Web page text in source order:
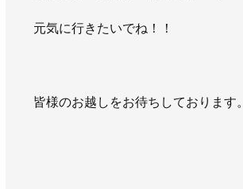
AWAJYUブログ
安房住まいる
採用情報
元気に行きたいでね！！
皆様のお越しをお待ちしております。